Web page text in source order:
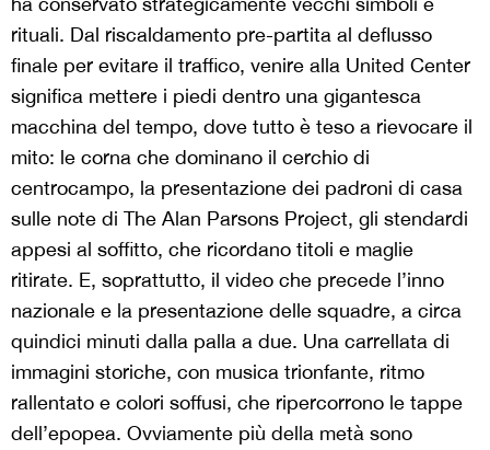
rituali. Dal riscaldamento pre-partita al deflusso
finale per evitare il traffico, venire alla United Center
significa mettere i piedi dentro una gigantesca
macchina del tempo, dove tutto è teso a rievocare il
mito: le corna che dominano il cerchio di
centrocampo, la presentazione dei padroni di casa
sulle note di The Alan Parsons Project, gli stendardi
appesi al soffitto, che ricordano titoli e maglie
ritirate. E, soprattutto, il video che precede l’inno
nazionale e la presentazione delle squadre, a circa
quindici minuti dalla palla a due. Una carrellata di
immagini storiche, con musica trionfante, ritmo
rallentato e colori soffusi, che ripercorrono le tappe
dell’epopea. Ovviamente più della metà sono